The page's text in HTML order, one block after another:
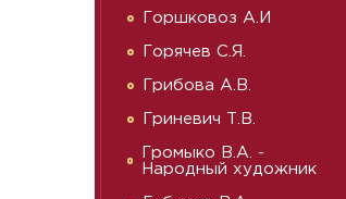
Горшковоз А.И
Горячев С.Я.
Грибова А.В.
Гриневич Т.В.
Громыко В.А. -
Народный художник